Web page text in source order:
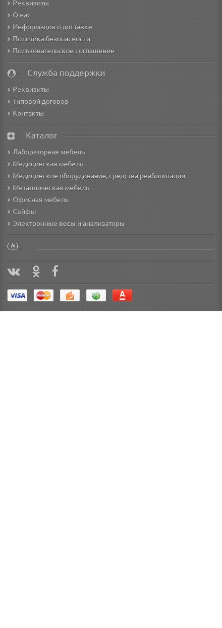
Реквизиты
О нас
Информация о доставке
Политика безопасности
Пользовательское соглашение
Служба поддержки
Реквизиты
Типовой договор
Контакты
Каталог
Лабораторная мебель
Медицинская мебель
Медицинское оборудование, средства реабилитации
Металлическая мебель
Офисная мебель
Сейфы
Электронные весы и анализаторы